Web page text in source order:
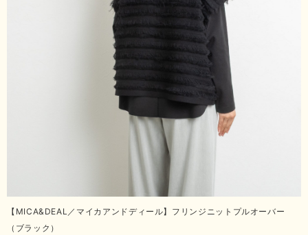
【MICA&DEAL／マイカアンドディール】フリンジニットプルオーバー
（ブラック）